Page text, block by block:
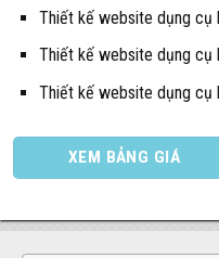
Thiết kế website dụng cụ
Thiết kế website dụng cụ
Thiết kế website dụng cụ
XEM BẢNG GIÁ